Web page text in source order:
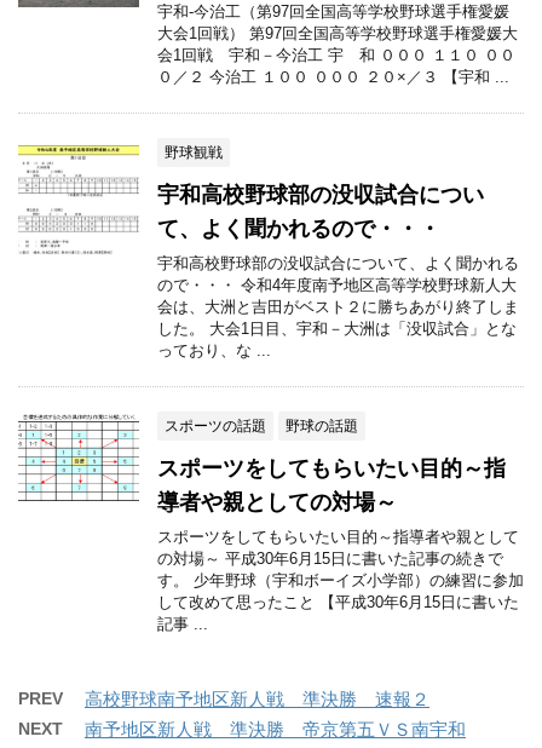
宇和‐今治工（第97回全国高等学校野球選手権愛媛
大会1回戦） 第97回全国高等学校野球選手権愛媛大
会1回戦 宇和－今治工 宇 和 ０００ １１０ ００
０／２ 今治工 １００ ０００ ２０×／３ 【宇和 ...
野球観戦
宇和高校野球部の没収試合につい
て、よく聞かれるので・・・
宇和高校野球部の没収試合について、よく聞かれる
ので・・・ 令和4年度南予地区高等学校野球新人大
会は、大洲と吉田がベスト２に勝ちあがり終了しま
した。 大会1日目、宇和－大洲は「没収試合」とな
っており、な ...
スポーツの話題 野球の話題
スポーツをしてもらいたい目的～指
導者や親としての対場～
スポーツをしてもらいたい目的～指導者や親として
の対場～ 平成30年6月15日に書いた記事の続きで
す。 少年野球（宇和ボーイズ小学部）の練習に参加
して改めて思ったこと 【平成30年6月15日に書いた
記事 ...
PREV 高校野球南予地区新人戦 準決勝 速報２
NEXT 南予地区新人戦 準決勝 帝京第五ＶＳ南宇和